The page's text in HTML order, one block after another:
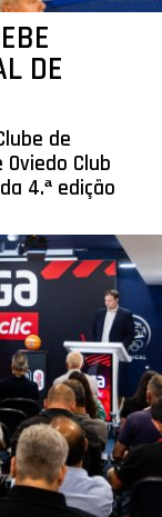
DE
de
Club
4.ª edição